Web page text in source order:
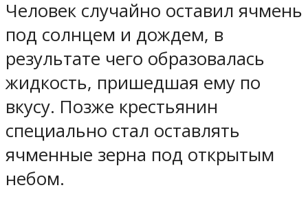
Человек случайно оставил ячмень
под солнцем и дождем, в
результате чего образовалась
жидкость, пришедшая ему по
вкусу. Позже крестьянин
специально стал оставлять
ячменные зерна под открытым
небом.